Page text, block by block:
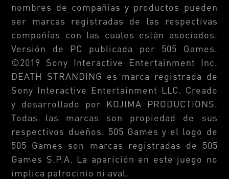
nombres de compañías y productos pueden
ser marcas registradas de las respectivas
compañías con las cuales están asociados.
Versión de PC publicada por 505 Games.
©2019 Sony Interactive Entertainment Inc.
DEATH STRANDING es marca registrada de
Sony Interactive Entertainment LLC. Creado
y desarrollado por KOJIMA PRODUCTIONS.
Todas las marcas son propiedad de sus
respectivos dueños. 505 Games y el logo de
505 Games son marcas registradas de 505
Games S.P.A. La aparición en este juego no
implica patrocinio ni aval.